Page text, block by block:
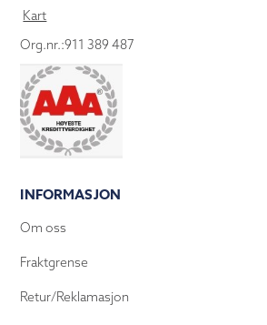
Kart
Org.nr.:911 389 487
INFORMASJON
Om oss
Fraktgrense
Retur/Reklamasjon